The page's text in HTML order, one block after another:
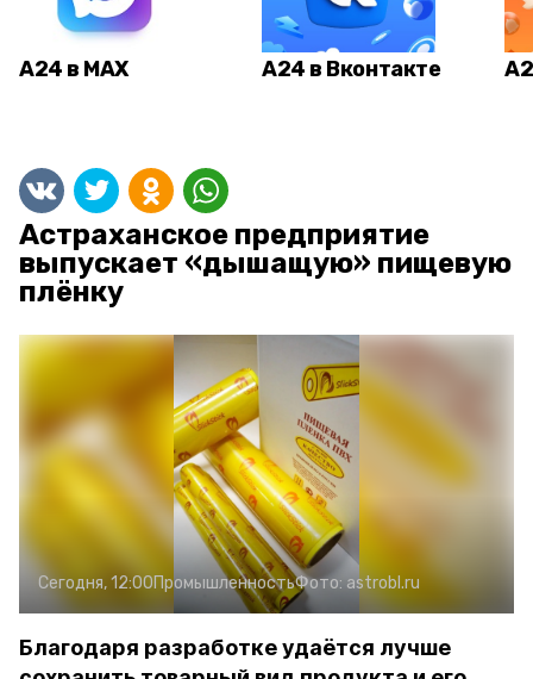
А24 в MAX А24 в Вконтакте
Астраханское предприятие
выпускает «дышащую» пищевую
плёнку
Сегодня, 12:00ПромышленностьФото: astrobl.ru
Благодаря разработке удаётся лучше